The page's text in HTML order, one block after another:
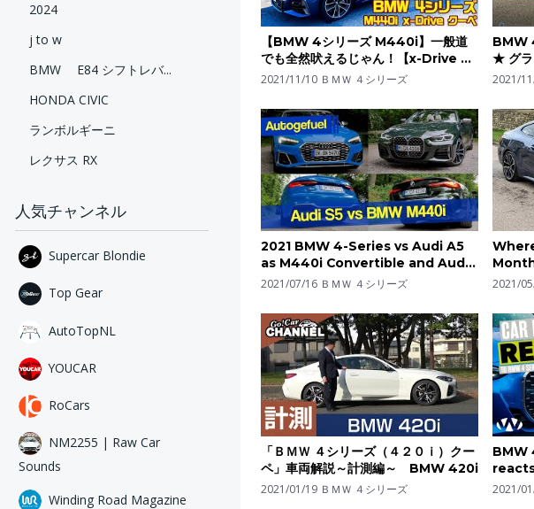
2024
j to w
BMW E84 シフトレバ...
HONDA CIVIC
ランボルギーニ
レクサス RX
人気チャンネル
Supercar Blondie
Top Gear
AutoTopNL
YOUCAR
RoCars
NM2255 | Raw Car
Sounds
Winding Road Magazine
【BMW 4シリーズ M440i】一般道
でも全然吠えるじゃん！【x-Drive ク
ーペ】
2021/11/10 ＢＭＷ ４シリーズ
BMW
★ グラ
は？広
黒埼
ーズ
2021/
2021 BMW 4-Series vs Audi A5
as M440i Convertible and Audi
S5 Cabriolet DRIVING REVIEW
2021/07/16 ＢＭＷ ４シリーズ 2021/
「ＢＭＷ ４シリーズ（４２０ｉ）クー
ペ」車両解説～計測編～ BMW 420i
2021/01/19 ＢＭＷ ４シリーズ
BMW
2021/